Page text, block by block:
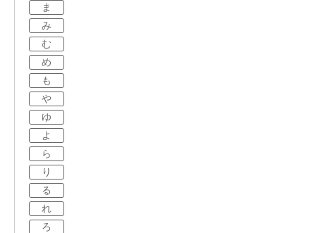
ま
み
む
め
も
や
ゆ
よ
ら
り
る
れ
ろ